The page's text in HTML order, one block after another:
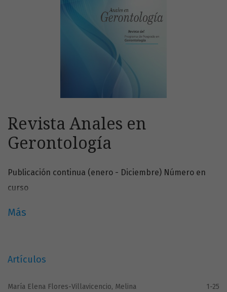
Revista Anales en
Gerontología
Publicación continua (enero - Diciembre) Número en
curso
Más
Artículos
María Elena Flores-Villavicencio, Melina
1-25